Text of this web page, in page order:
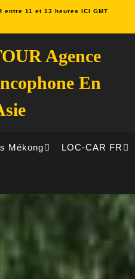
entre 11 et 13 heures ICI GMT
Agence
En
Mékong LOC-CAR FR